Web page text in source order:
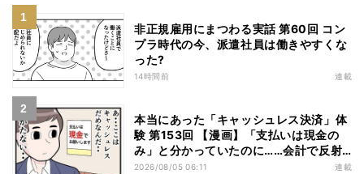
非正規雇用にまつわる実話 第60回 コン
プラ時代の今、派遣社員は働きやすくな
った?
14時間前 連載
本当にあった「キャッシュレス決済」体
験 第153回 【漫画】「支払いは現金の
み」と分かっていたのに……会計で反射
的に出してしまったものは
2026/08/05 06:11 連載